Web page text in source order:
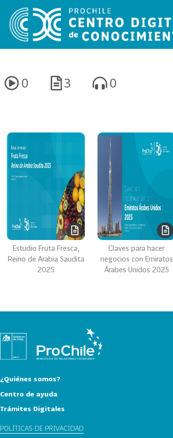
0 3 0
Estudio Fruta Fresca,
Reino de Arabia Saudita
2025
Claves para hacer
negocios con Emiratos
Árabes Unidos 2025
¿Quiénes somos?
Centro de ayuda
Trámites Digitales
POLÍTICAS DE PRIVACIDAD